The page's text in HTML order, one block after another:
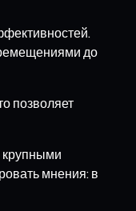
до
позволяет
крупными
мнения: в